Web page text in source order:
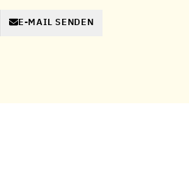
E-MAIL SENDEN